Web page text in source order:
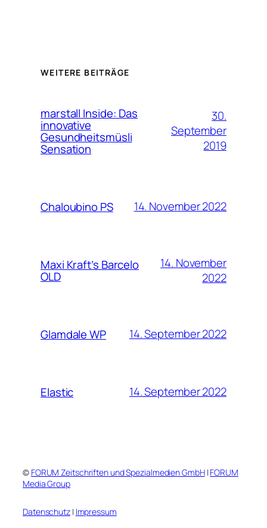
WEITERE BEITRÄGE
marstall Inside: Das
innovative
Gesundheitsmüsli
Sensation
30.
September
2019
Chaloubino PS 14. November 2022
Maxi Kraft’s Barcelo
OLD
14. November
2022
Glamdale WP 14. September 2022
Elastic 14. September 2022
© FORUM Zeitschriften und Spezialmedien GmbH| FORUM
Media Group
Datenschutz| Impressum